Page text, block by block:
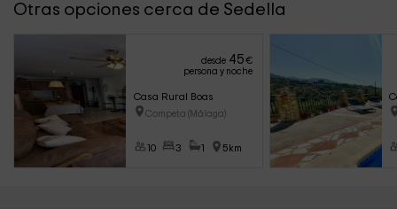
Otras opciones cerca de Sedella
desde 45€
persona y noche
Casa Rural Boas
Competa (Málaga)
10 3 1 5km